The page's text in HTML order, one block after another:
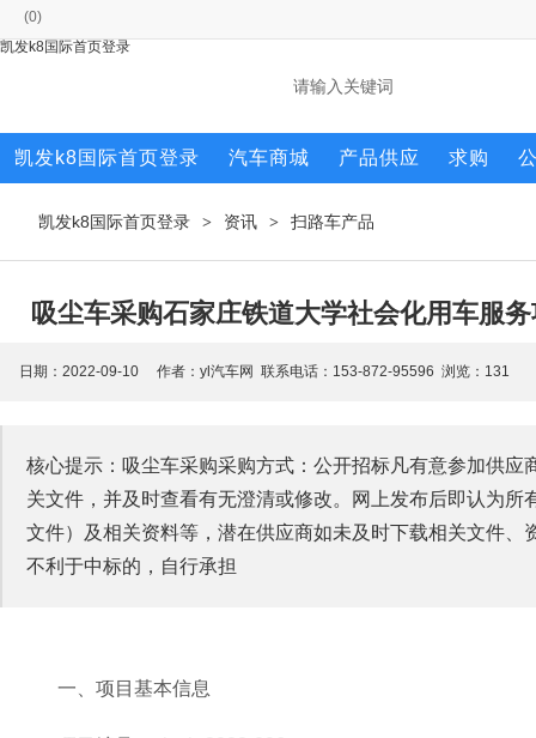
(0)
凯发k8国际首页登录
凯发k8国际首页登录 汽车商城 产品供应 求购
凯发k8国际首页登录 > 资讯 > 扫路车产品
吸尘车采购石家庄铁道大学社会化用车服
日期：2022-09-10 作者：yl汽车网 联系电话：153-872-95596 浏览： 131
核心提示：吸尘车采购采购方式：公开招标凡有意参加供应
关文件，并及时查看有无澄清或修改。网上发布后即认为
文件）及相关资料等，潜在供应商如未及时下载相关文件
不利于中标的，自行承担
一、项目基本信息